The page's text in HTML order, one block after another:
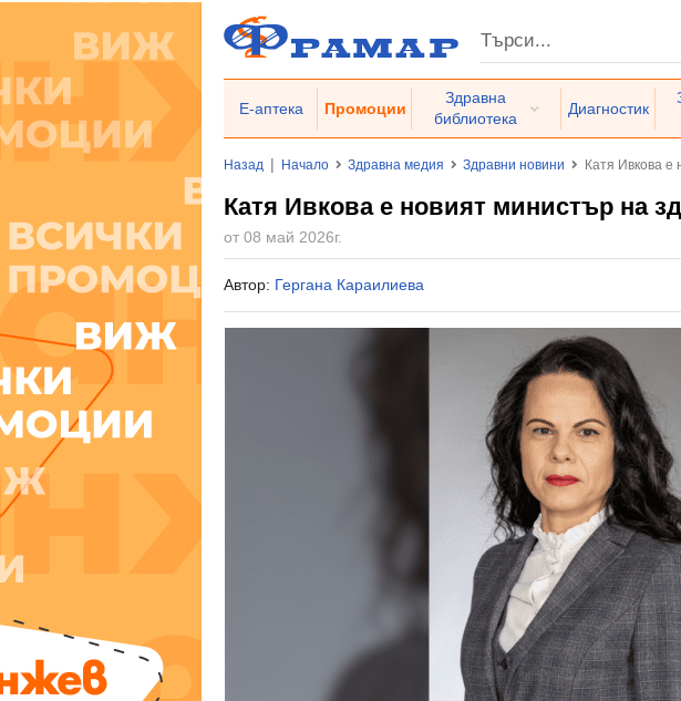
Е-аптека Промоции
Здравна
библиотека
Диагностик
Назад | Начало Здравна медия Здравни новини Катя Ивкова е
Катя Ивкова е новият министър на
от 08 май 2026г.
Автор: Гергана Караилиева